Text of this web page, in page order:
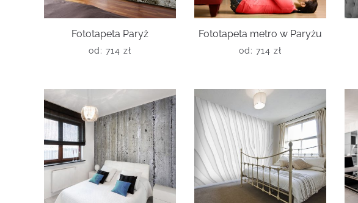
Fototapeta Paryż
od: 714 zł
Fototapeta metro w Paryżu
od: 714 zł